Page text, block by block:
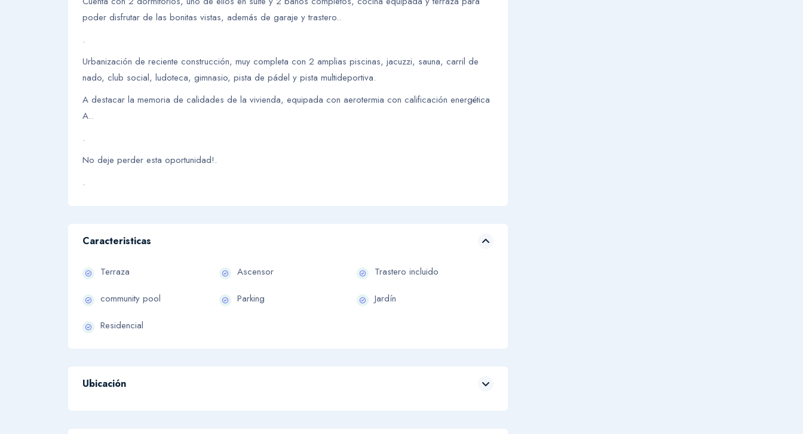
poder disfrutar de las bonitas vistas, además de garaje y trastero..
.
Urbanización de reciente construcción, muy completa con 2 amplias piscinas, jacuzzi, sauna, carril de
nado, club social, ludoteca, gimnasio, pista de pádel y pista multideportiva.
A destacar la memoria de calidades de la vivienda, equipada con aerotermia con calificación energética
A..
.
No deje perder esta oportunidad!.
.
Caracteristicas
Terraza Ascensor Trastero incluido
community pool Parking Jardín
Residencial
Ubicación